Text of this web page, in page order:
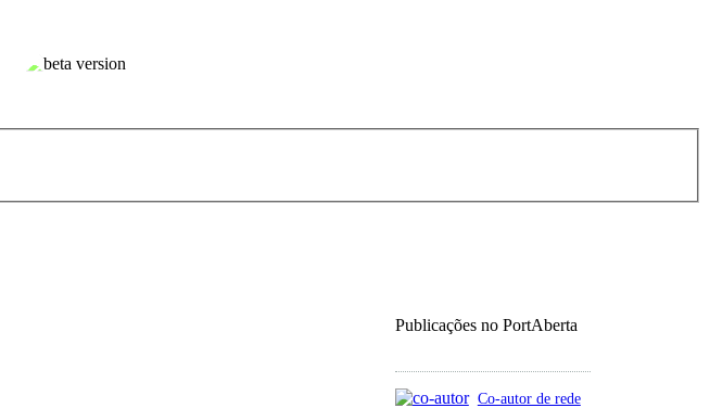
Publicações no PortAberta
Co-autor de rede